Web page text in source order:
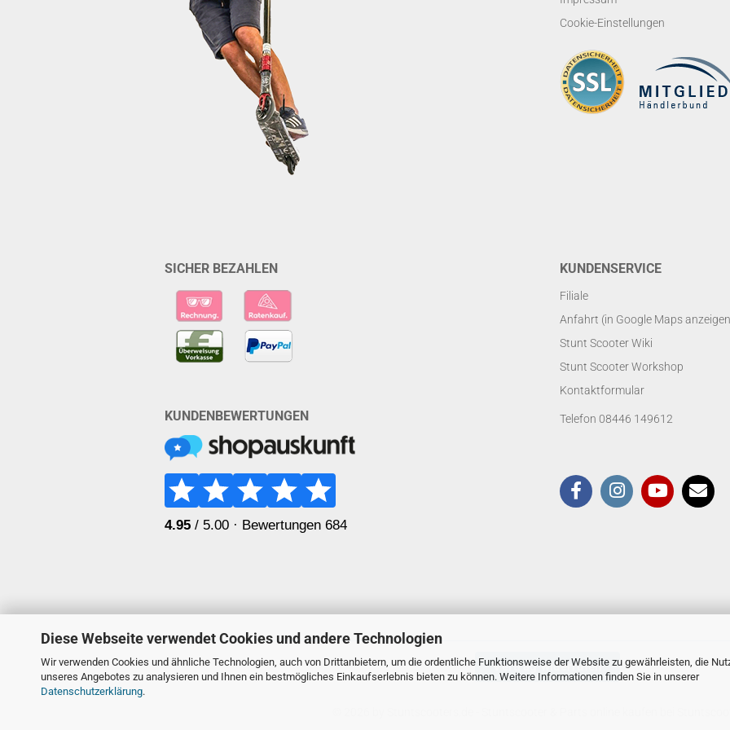
Diese Webseite verwendet Cookies und andere Technologien
Wir verwenden Cookies und ähnliche Technologien, auch von Drittanbietern, um die ordentliche Funktionsweise der Website zu gewährleisten, die
unseres Angebotes zu analysieren und Ihnen ein bestmögliches Einkaufserlebnis bieten zu können. Weitere Informationen finden Sie in unserer
Datenschutzerklärung.
Cookie-Einstellungen
SICHER BEZAHLEN
KUNDENBEWERTUNGEN
KUNDENSERVICE
Filiale
Anfahrt (in Google Maps
Stunt Scooter Wiki
Stunt Scooter Workshop
Kontaktformular
Telefon 08446 149612
Vertrag widerrufen